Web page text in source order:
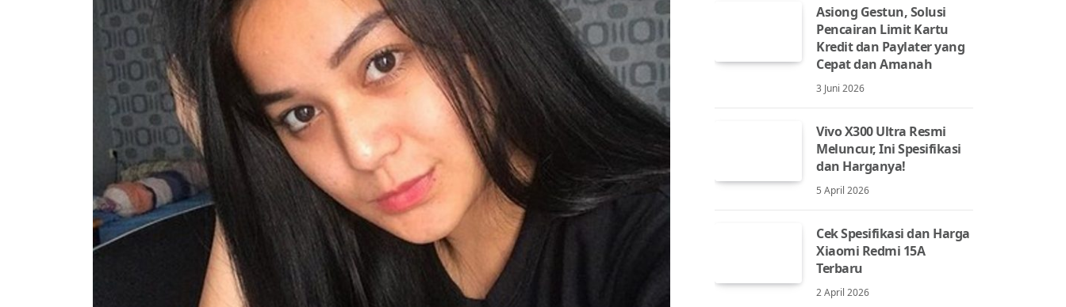
Asiong Gestun, Solusi
Pencairan Limit Kartu
Kredit dan Paylater yang
Cepat dan Amanah
3 Juni 2026
Vivo X300 Ultra Resmi
Meluncur, Ini Spesifikasi
dan Harganya!
5 April 2026
Cek Spesifikasi dan Harga
Xiaomi Redmi 15A
Terbaru
2 April 2026